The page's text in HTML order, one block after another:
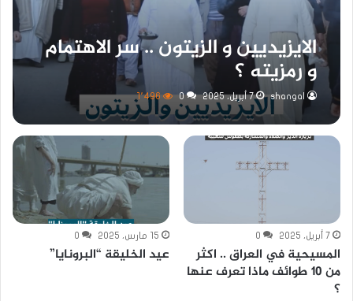
الايزيديين و الزيتون .. سر الاهتمام
و رمزيته ؟
shangal 7 أبريل، 2025 0 1٬496
7 أبريل، 2025 0
المسيحية في العراق .. اكثر
من 10 طوائف ماذا تعرف عنها
؟
15 مارس، 2025 0
عيد الخليقة “البرونايا”